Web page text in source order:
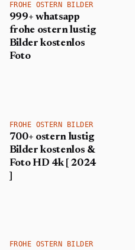
FROHE OSTERN BILDER
999+ whatsapp
frohe ostern lustig
Bilder kostenlos
Foto
FROHE OSTERN BILDER
700+ ostern lustig
Bilder kostenlos &
Foto HD 4k [ 2024
FROHE OSTERN BILDER